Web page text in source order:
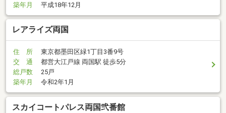
築年月
平成18年12月
レアライズ両国
住 所
東京都墨田区緑1丁目3番9号
交 通
都営大江戸線 両国駅 徒歩5分
総戸数
25戸
築年月
令和2年1月
スカイコートパレス両国弐番館